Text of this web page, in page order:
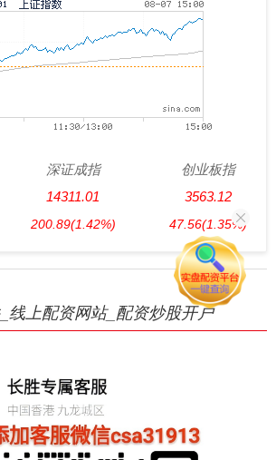
深证成指
14311.01
200.89(1.42%)
创业板指
3563.12
47.56(1.35%)
线上配资网站_配资炒股开户